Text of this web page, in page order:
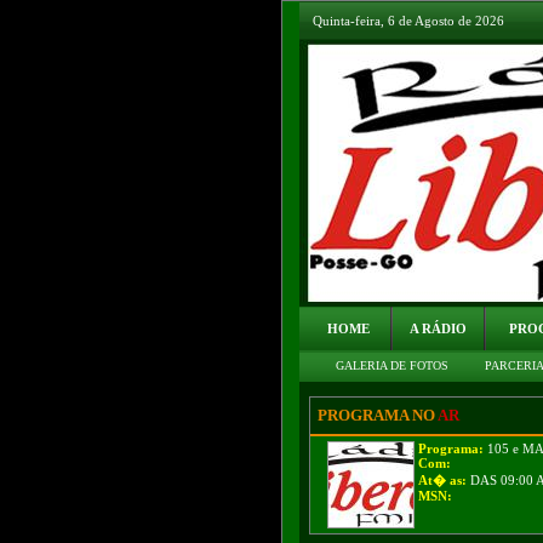
Quinta-feira, 6 de Agosto de 2026
HOME A RÁDIO
GALERIA DE FOTOS
PROGRAMA NOAR
Programa: 105 e
Com:
At� as: DAS 09:00
MSN: